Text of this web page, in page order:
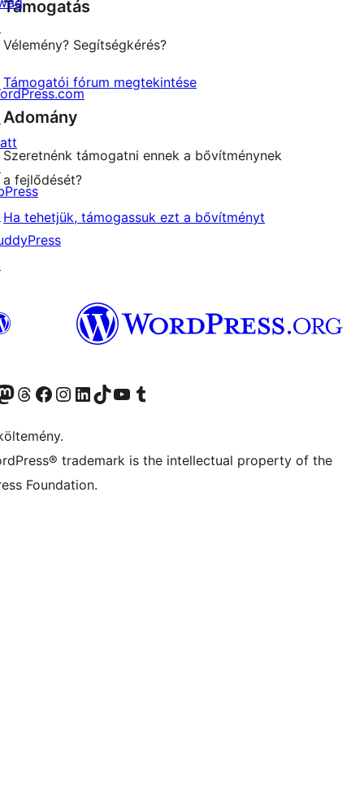
review
Támogatás
Vélemény? Segítségkérés?
Támogatói fórum megtekintése
Adomány
Szeretnénk támogatni ennek a bővítménynek
a fejlődését?
Ha tehetjük, támogassuk ezt a bővítményt
accountaccountcsatornánk
Visit our Threads account
Facebook oldalunk megtekintése
Visit our Instagram account
Visit our LinkedIn account
Visit our TikTok account
Visit our YouTube channel
Visit our Tumblr account
trademark is the intellectual property of the
Foundation.